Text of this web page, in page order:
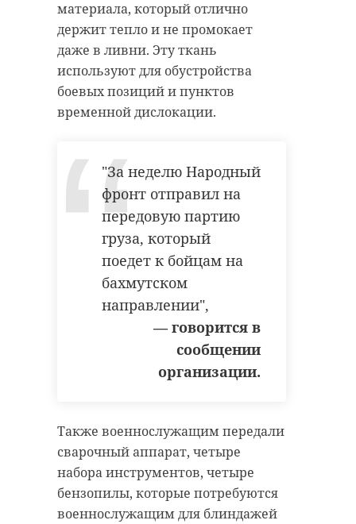
материала, который отлично
держит тепло и не промокает
даже в ливни. Эту ткань
используют для обустройства
боевых позиций и пунктов
временной дислокации.
"За неделю Народный
фронт отправил на
передовую партию
груза, который
поедет к бойцам на
бахмутском
направлении",
— говорится в
сообщении
организации.
Также военнослужащим передали
сварочный аппарат, четыре
набора инструментов, четыре
бензопилы, которые потребуются
военнослужащим для блиндажей